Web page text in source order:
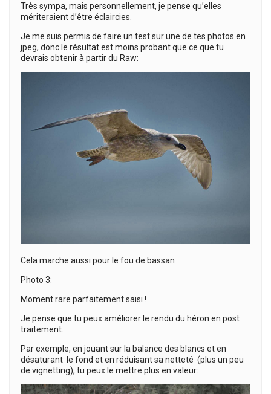
Très sympa, mais personnellement, je pense qu’elles
mériteraient d’être éclaircies.
Je me suis permis de faire un test sur une de tes photos en
jpeg, donc le résultat est moins probant que ce que tu
devrais obtenir à partir du Raw:
Cela marche aussi pour le fou de bassan
Photo 3:
Moment rare parfaitement saisi !
Je pense que tu peux améliorer le rendu du héron en post
traitement.
Par exemple, en jouant sur la balance des blancs et en
désaturant le fond et en réduisant sa netteté (plus un peu
de vignetting), tu peux le mettre plus en valeur: